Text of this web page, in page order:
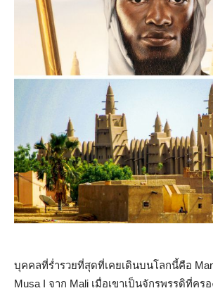
บุคคลที่ร่ำรวยที่สุดที่เคยเดินบนโลกนี้คือ
Musa I จาก Mali เมื่อเขาเป็นจักรพรรดิที่คร